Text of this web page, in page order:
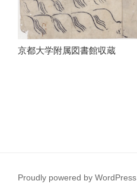
京都大学附属図書館収蔵
Proudly powered by WordPress